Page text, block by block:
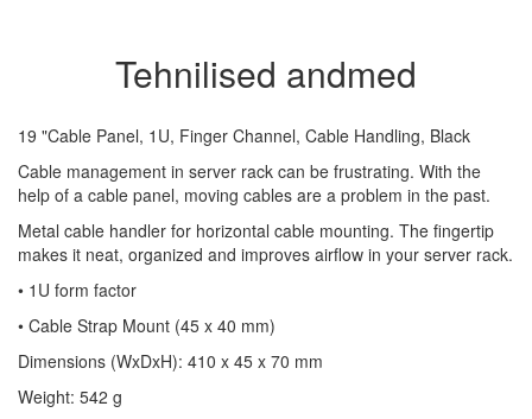
Tehnilised andmed
19 "Cable Panel, 1U, Finger Channel, Cable Handling, Black
Cable management in server rack can be frustrating. With the
help of a cable panel, moving cables are a problem in the past.
Metal cable handler for horizontal cable mounting. The fingertip
makes it neat, organized and improves airflow in your server rack.
• 1U form factor
• Cable Strap Mount (45 x 40 mm)
Dimensions (WxDxH): 410 x 45 x 70 mm
Weight: 542 g